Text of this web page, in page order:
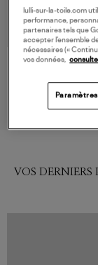
270,00 €
IBELIV
VOS DERNIERS
lulli-sur-la-toile.com
performance,
partenaires tels que
accepter l’ensemble
nécessaires («
vos données,